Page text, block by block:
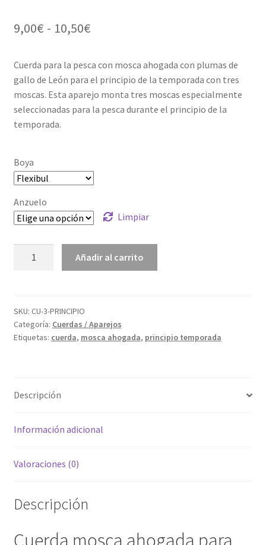
9,00€ - 10,50€Rango
precios:
desde
9,00€
Cuerda para la pesca con mosca ahogada con plumas de
gallo de León para el principio de la temporada con tres
moscas. Esta aparejo monta tres moscas especialmente
seleccionadas para la pesca durante el principio de la
temporada.
Boya
Anzuelo
Limpiar
temporada
de
3
Añadir al carrito
SKU: CU-3-PRINCIPIO
Categoría: Cuerdas / Aparejos
Etiquetas: cuerda, mosca ahogada, principio temporada
Descripción
Información adicional
Valoraciones (0)
Descripción
Cuerda mosca ahogada para